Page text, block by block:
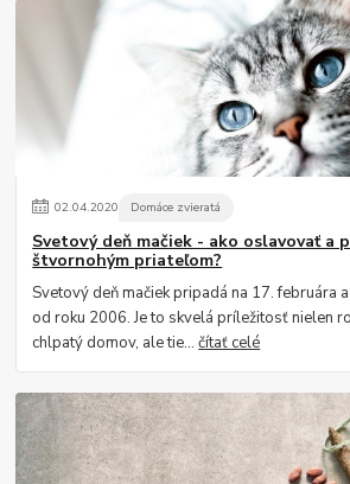
02.04.2020 Domáce zvieratá
Svetový deň mačiek - ako oslavovať a
štvornohým priateľom?
Svetový deň mačiek pripadá na 17. februára
od roku 2006. Je to skvelá príležitosť nielen
chlpatý domov, ale tie...čítať celé